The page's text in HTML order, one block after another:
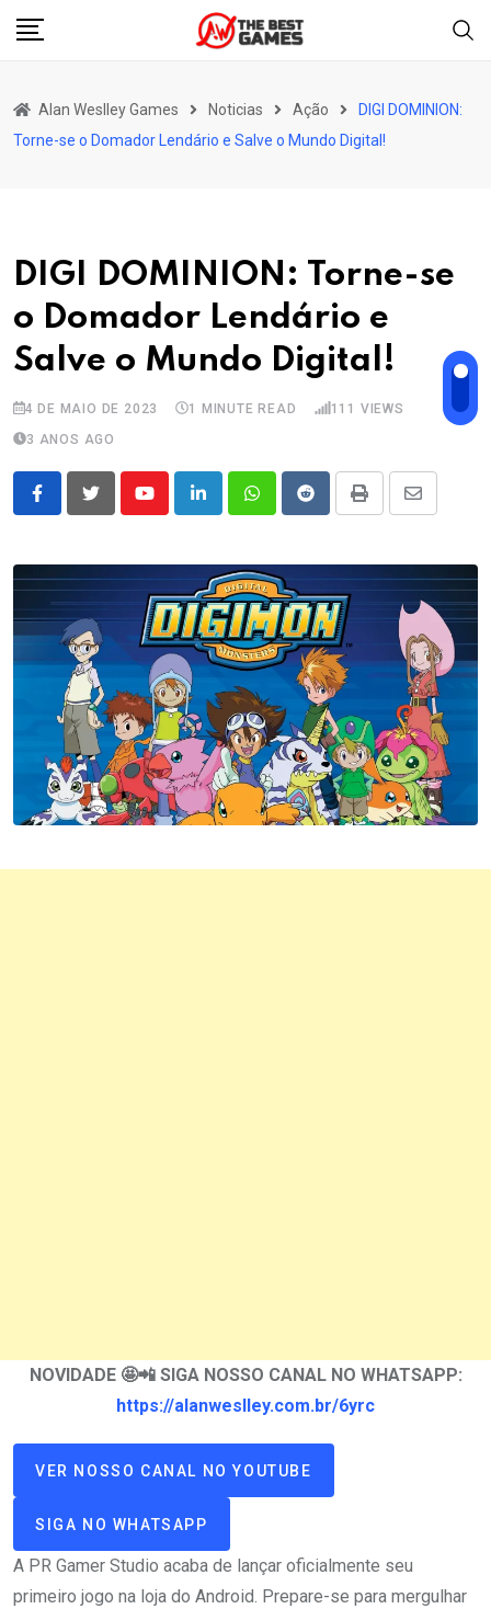
Skip
Alan Weslley Games Noticias Ação
DIGI DOMINION:
Torne-se o Domador Lendário e Salve o Mundo Digital!
DIGI DOMINION: Torne-se
o Domador Lendário e
Salve o Mundo Digital!
4 DE MAIO DE 2023 1 MINUTE READ 111 VIEWS
3 ANOS AGO
YoutubeLinkedInWhatsappRedditPrint
Share
Email
NOVIDADE 🤩📲 SIGA NOSSO CANAL NO WHATSAPP:
https://alanweslley.com.br/6yrc
VER NOSSO CANAL NO YOUTUBE
SIGA NO WHATSAPP
A PR Gamer Studio acaba de lançar oficialmente seu
primeiro jogo na loja do Android. Prepare-se para mergulhar